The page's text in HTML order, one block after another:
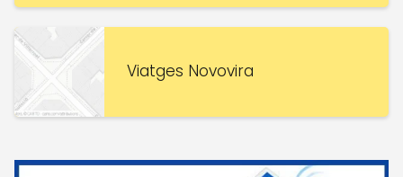
Viatges Novovira